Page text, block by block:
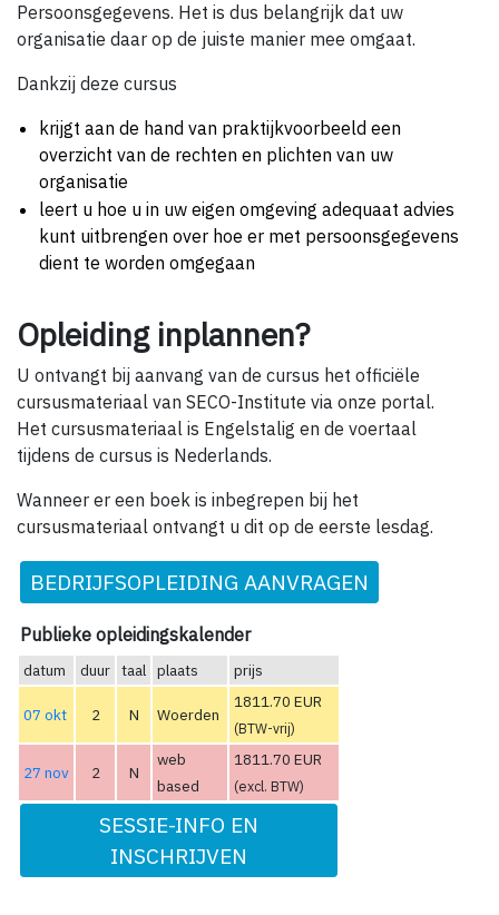
Persoonsgegevens. Het is dus belangrijk dat uw
organisatie daar op de juiste manier mee omgaat.
Dankzij deze cursus
krijgt aan de hand van praktijkvoorbeeld een
overzicht van de rechten en plichten van uw
organisatie
leert u hoe u in uw eigen omgeving adequaat advies
kunt uitbrengen over hoe er met persoonsgegevens
dient te worden omgegaan
Opleiding inplannen?
U ontvangt bij aanvang van de cursus het officiële
cursusmateriaal van SECO-Institute via onze portal.
Het cursusmateriaal is Engelstalig en de voertaal
tijdens de cursus is Nederlands.
Wanneer er een boek is inbegrepen bij het
cursusmateriaal ontvangt u dit op de eerste lesdag.
BEDRIJFSOPLEIDING AANVRAGEN
Publieke opleidingskalender
datum duur taal plaats prijs
07 okt 2 N Woerden
1811.70 EUR
(BTW-vrij)
27 nov 2 N
web
based
1811.70 EUR
(excl. BTW)
SESSIE-INFO EN
INSCHRIJVEN